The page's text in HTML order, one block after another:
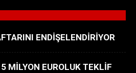
ENDİŞELENDİRİYOR
MİLYON EUROLUK TEKLİF